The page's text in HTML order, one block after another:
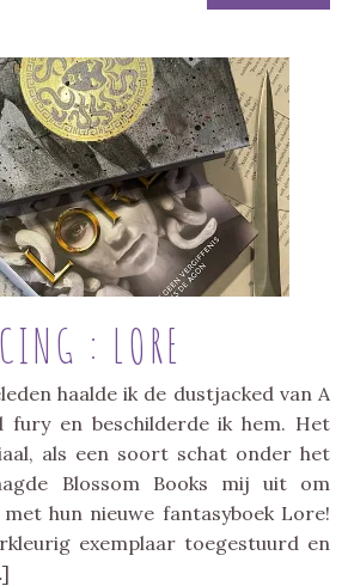
: LORE
haalde ik de dustjacked van A
en beschilderde ik hem. Het
als een soort schat onder het
Blossom Books mij uit om
hun nieuwe fantasyboek Lore!
exemplaar toegestuurd en